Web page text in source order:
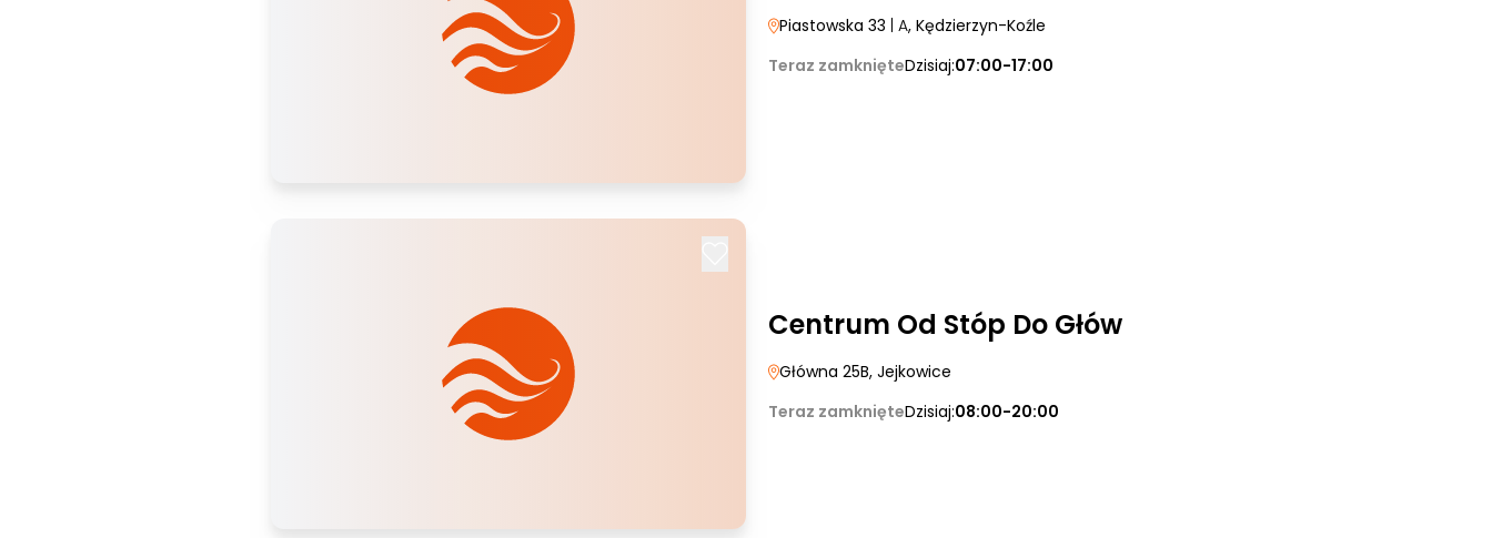
Piastowska 33 | A, Kędzierzyn-Koźle
Teraz zamknięteDzisiaj:07:00-17:00
Centrum Od Stóp Do Głów
Główna 25B, Jejkowice
Teraz zamknięteDzisiaj:08:00-20:00